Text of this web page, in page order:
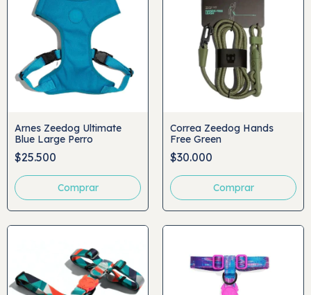
Arnes Zeedog Ultimate
Blue Large Perro
$25.500
Correa Zeedog Hands
Free Green
$30.000